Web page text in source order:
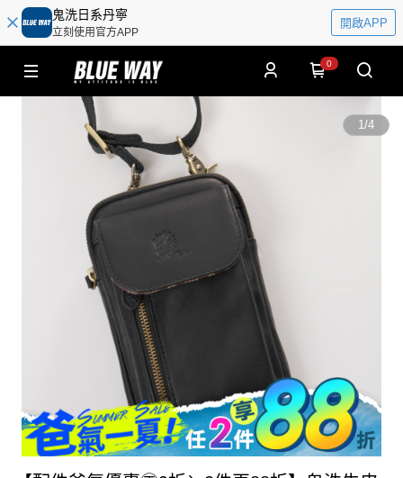
鬼洗日系丹寧
立刻使用官方APP
開啟APP
0
1/4